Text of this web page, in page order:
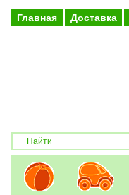
Главная Доставка